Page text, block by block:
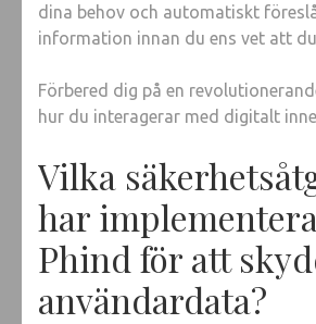
dina behov och automatiskt
information innan du ens vet att du
Förbered dig på en
hur du interagerar med digitalt
Vilka
har
Phind för att
användardata?